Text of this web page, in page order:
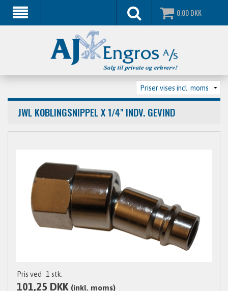
0,00DKK
JWL KOBLINGSNIPPEL X 1/4" INDV. GEVIND
Pris ved 1 stk.
101,25 DKK (inkl. moms)